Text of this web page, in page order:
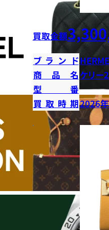
買取金額
ブランド
商品名 ケリー
型番
買取時期2026